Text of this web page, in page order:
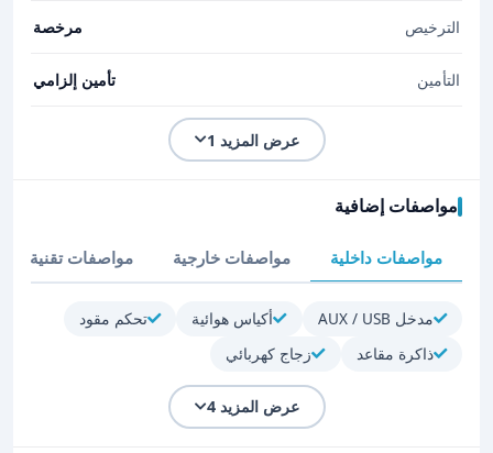
الترخيص مرخصة
التأمين تأمين إلزامي
عرض المزيد 1
مواصفات إضافية
مواصفات داخلية مواصفات خارجية مواصفات تقنية
مدخل AUX / USB أكياس هوائية
تحكم مقود
ذاكرة مقاعد
زجاج كهربائي
عرض المزيد 4